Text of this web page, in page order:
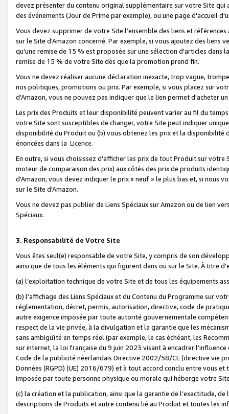
devez présenter du contenu original supplémentaire sur votre Site qui
des événements (Jour de Prime par exemple), ou une page d'accueil
Vous devez supprimer de votre Site l’ensemble des liens et
sur le Site d'Amazon concerné. Par exemple, si vous ajoutez des
qu'une remise de 15 % est proposée sur une sélection d'articles
remise de 15 % de votre Site dès que la promotion prend fin.
Vous ne devez réaliser aucune déclaration inexacte, trop vague,
nos politiques, promotions ou prix. Par exemple, si vous placez sur
d'Amazon, vous ne pouvez pas indiquer que le lien permet d'acheter
Les prix des Produits et leur disponibilité peuvent varier au fil du
votre Site sont susceptibles de changer, votre Site peut indiquer
disponibilité du Produit ou (b) vous obtenez les prix et la disponibilité
énoncées dans la Licence.
En outre, si vous choisissez d'afficher les prix de tout Produit sur
moteur de comparaison des prix) aux côtés des prix de produits
d'Amazon, vous devez indiquer le prix « neuf » le plus bas et, si nous
sur le Site d'Amazon.
Vous ne devez pas publier de Liens Spéciaux sur Amazon ou de lien
Spéciaux.
3. Responsabilité de Votre Site
Vous êtes seul(e) responsable de votre Site, y compris de son
ainsi que de tous les éléments qui figurent dans ou sur le Site. À titre
(a) l’exploitation technique de votre Site et de tous les équipements
(b) l’affichage des Liens Spéciaux et du Contenu du Programme sur
réglementation, décret, permis, autorisation, directive, code de
autre exigence imposée par toute autorité gouvernementale
respect de la vie privée, à la divulgation et la garantie que les
sans ambiguïté en temps réel (par exemple, le cas échéant, les
sur internet, la loi française du 9 juin 2023 visant à encadrer
Code de la publicité néerlandais Directive 2002/58/CE (directive vie
Données (RGPD) (UE) 2016/679) et à tout accord conclu entre vous
imposée par toute personne physique ou morale qui héberge votre
(c) la création et la publication, ainsi que la garantie de l’exactitude,
descriptions de Produits et autre contenu lié au Produit et toutes les